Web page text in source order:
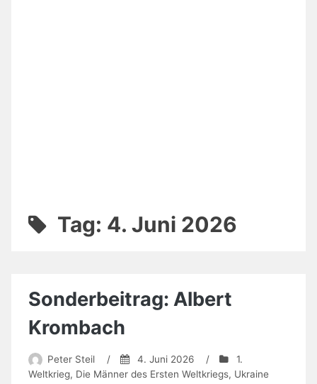
Tag: 4. Juni 2026
Sonderbeitrag: Albert
Krombach
Peter Steil / 4. Juni 2026 /
1.
Weltkrieg, Die Männer des Ersten Weltkriegs, Ukraine